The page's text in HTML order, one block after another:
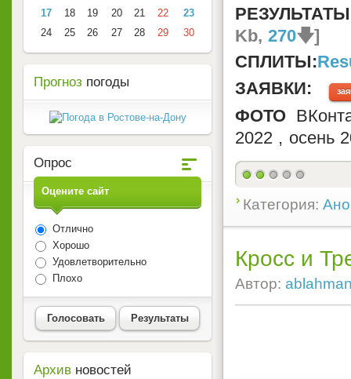
Kb,270🡇]
СПЛИТЫ:
ЗАЯВКИ:
ФОТО
2022 , осень
Категория:
Кросс и
Автор:
17
18 19 20 21 22
23
24
25 26 27 28 29 30
Прогноз погоды
Опрос
Оцените сайт
Отлично
Хорошо
Удовлетворительно
Плохо
Голосовать Результаты
Архив новостей